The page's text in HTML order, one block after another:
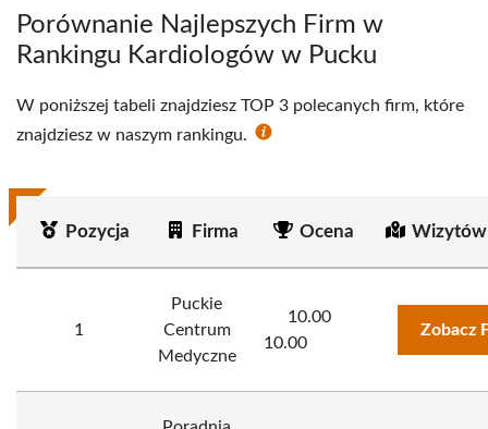
Porównanie Najlepszych Firm w
Rankingu Kardiologów w Pucku
W poniższej tabeli znajdziesz TOP 3 polecanych firm, które
znajdziesz w naszym rankingu.
Pozycja Firma Ocena
1
Puckie
Centrum
Medyczne
10.00
10.00
Zobacz